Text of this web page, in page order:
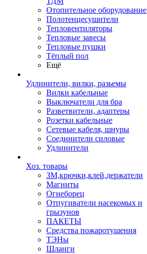
Отопительное оборудование
Полотенцесушители
Тепловентиляторы
Тепловые завесы
Тепловые пушки
Тёплый пол
Ещё
Удлинители, вилки, разьемы
Вилки кабельные
Выключатели для бра
Разветвители, адаптеры
Розетки кабельные
Сетевые кабеля, шнуры
Соединители силовые
Удлинители
Хоз. товары
ЗМ,крючки,клей,держатели
Магниты
Огнеборец
Отпугиватели насекомых и
грызунов
ПАКЕТЫ
Средства пожаротушения
ТЭНы
Шланги